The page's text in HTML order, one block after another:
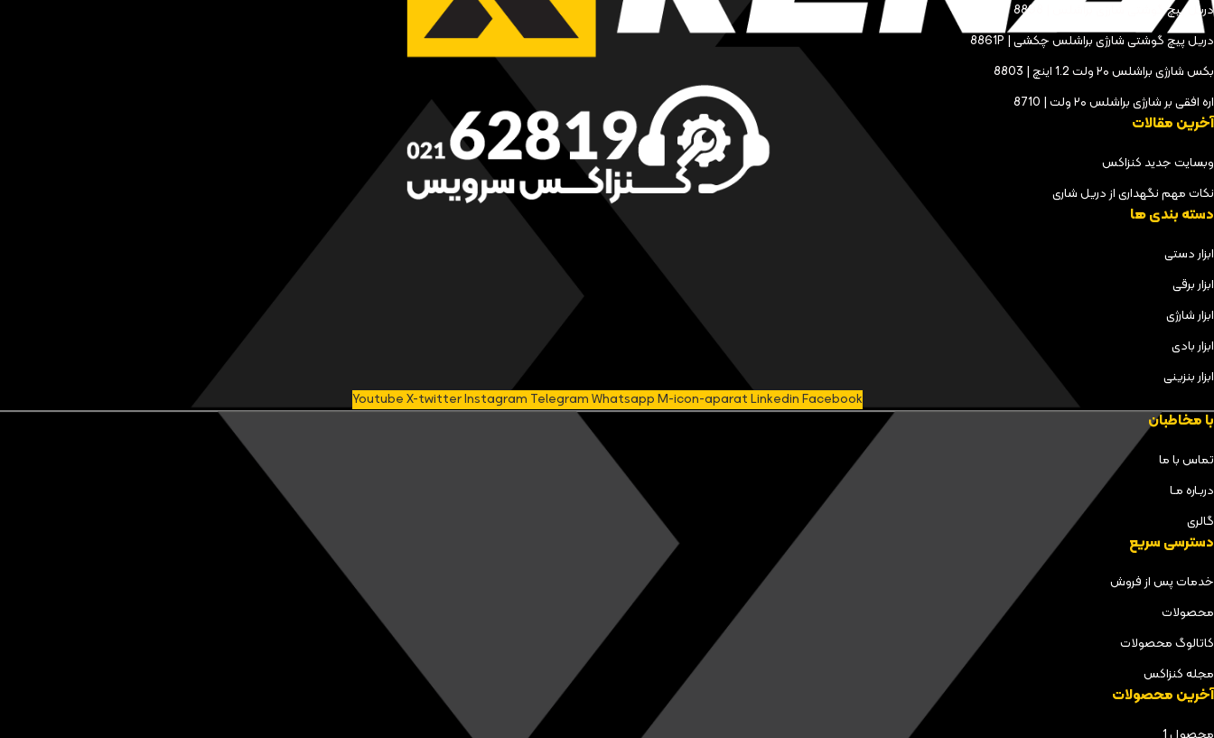
دریل پیچ گوشتی شارژی براشلس | 8898
دریل پیچ گوشتی شارژی براشلس چکشی | 8861P
بکس شارژی براشلس ۲۰ ولت 1.2 اینچ | 8803
اره افقی بر شارژی براشلس ۲۰ ولت | 8710
آخرین مقالات
وبسایت جدید کنزاکس
نکات مهم نگهداری از دریل شاری
دسته بندی ها
ابزار دستی
ابزار برقی
ابزار شارژی
ابزار بادی
ابزار بنزینی
YoutubeX-twitterInstagram TelegramWhatsappM-icon-aparatLinkedinFacebook
با مخاطبان
تماس با ما
دربـاره مـا
گالری
دسترسی سریع
خدمات پس از فروش
محصولات
کاتالوگ محصولات
مجله کنزاکس
آخرین محصولات